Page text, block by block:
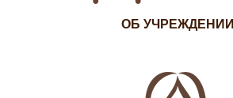
ОБ УЧРЕЖДЕНИИ